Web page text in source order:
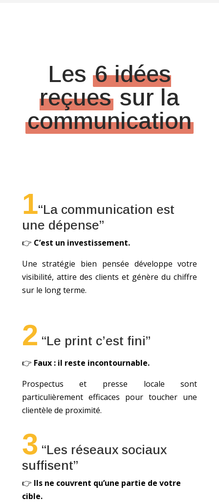
Les 6 idées
reçuessur la
communication
1“La communication est
une dépense”
👉 C’est un investissement.
Une stratégie bien pensée développe votre
visibilité, attire des clients et génère du chiffre
sur le long terme.
2 “Le print c’est fini”
👉 Faux : il reste incontournable.
Prospectus et presse locale sont
particulièrement efficaces pour toucher une
clientèle de proximité.
3 “Les réseaux sociaux
suffisent”
👉 Ils ne couvrent qu’une partie de votre
cible.